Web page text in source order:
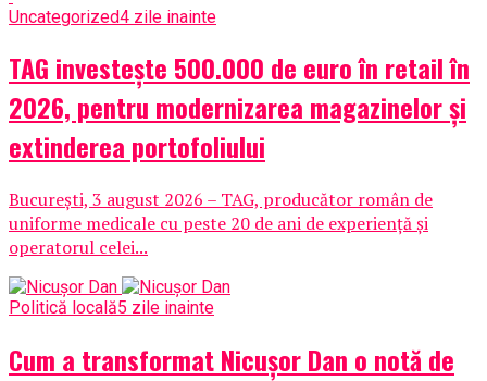
Uncategorized4 zile inainte
TAG investește 500.000 de euro în retail în
2026, pentru modernizarea magazinelor și
extinderea portofoliului
București, 3 august 2026 – TAG, producător român de
uniforme medicale cu peste 20 de ani de experiență și
operatorul celei...
Politică locală5 zile inainte
Cum a transformat Nicușor Dan o notă de